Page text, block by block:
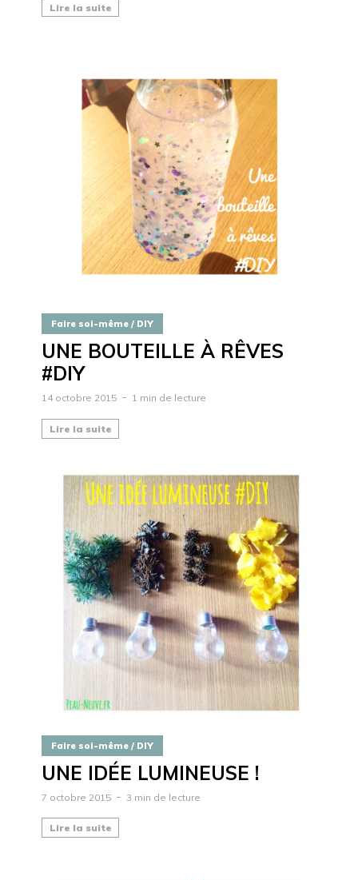
Lire la suite
Faire soi-même / DIY
UNE BOUTEILLE À RÊVES
#DIY
14 octobre 2015 1 min de lecture
Lire la suite
Faire soi-même / DIY
UNE IDÉE LUMINEUSE !
7 octobre 2015 3 min de lecture
Lire la suite